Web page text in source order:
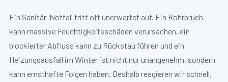
Ein Sanitär-Notfall tritt oft unerwartet auf. Ein Rohrbruch
kann massive Feuchtigkeitsschäden verursachen, ein
blockierter Abfluss kann zu Rückstau führen und ein
Heizungsausfall im Winter ist nicht nur unangenehm, sondern
kann ernsthafte Folgen haben. Deshalb reagieren wir schnell,